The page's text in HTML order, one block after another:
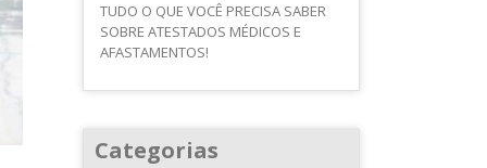
TUDO O QUE VOCÊ PRECISA SABER
SOBRE ATESTADOS MÉDICOS E
AFASTAMENTOS!
Categorias